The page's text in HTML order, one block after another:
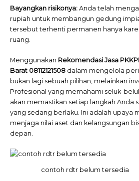
Bayangkan risikonya: Anda telah
rupiah untuk membangun gedung
tersebut terhenti permanen hanya
ruang.
Menggunakan Rekomendasi Jasa
Barat 08112121508 dalam mengelola
bukan lagi sebuah pilihan, melainkan
Profesional yang memahami seluk-
akan memastikan setiap langkah Anda
yang sedang berlaku. Ini adalah upaya
menjaga nilai aset dan kelangsungan
depan.
contoh rdtr belum tersedia